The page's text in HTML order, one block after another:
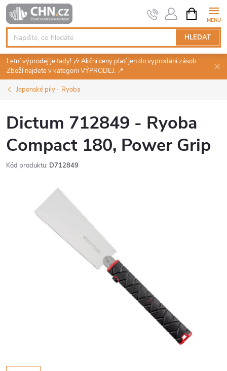
Přejít
na
obsah
HLEDAT
NÁKUPNÍ
KOŠÍK
Letní výprodej je tady! 🎶 Akční ceny platí jen do vyprodání zásob.
Zboží najdete v kategorii VÝPRODEJ. 📍
Japonské pily - Ryoba
Dictum 712849 - Ryoba
Compact 180, Power Grip
Kód produktu: D712849